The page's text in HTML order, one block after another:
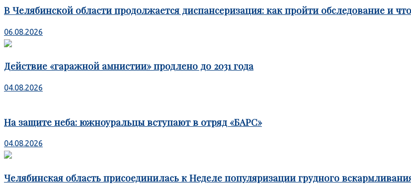
В Челябинской области продолжается диспансеризация: как пройти обследование и
06.08.2026
Действие «гаражной амнистии» продлено до 2031 года
04.08.2026
На защите неба: южноуральцы вступают в отряд «БАРС»
04.08.2026
Челябинская область присоединилась к Неделе популяризации грудного